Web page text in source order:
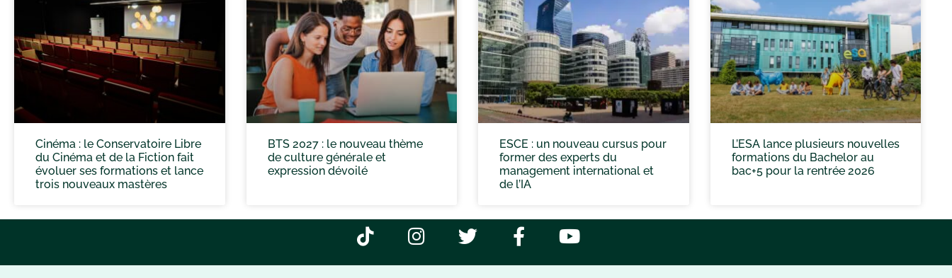
Cinéma : le Conservatoire Libre
du Cinéma et de la Fiction fait
évoluer ses formations et lance
trois nouveaux mastères
BTS 2027 : le nouveau thème
de culture générale et
expression dévoilé
ESCE : un nouveau cursus pour
former des experts du
management international et
de l’IA
L’ESA lance plusieurs nouvelles
formations du Bachelor au
bac+5 pour la rentrée 2026